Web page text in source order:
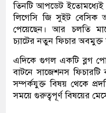
তিনটি আপডেট ইতোমধ্যেই
লিগেসি জি সুইট বেসিক
পেয়েছেন। আর চলতি
চ্যাটের নতুন ফিচার অবমুক্ত
এদিকে গুগল একটি ব্লগ
বাটনে সাজেশনস ফিচারটি
সম্পর্কযুক্ত বিষয় থেকে
সময়ে গুরুত্বপূর্ণ বিষয়ের